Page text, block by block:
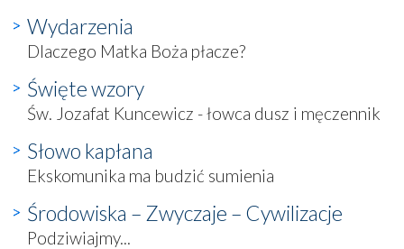
Wydarzenia
Dlaczego Matka Boża płacze?
Święte wzory
Św. Jozafat Kuncewicz - łowca dusz i męczennik
Słowo kapłana
Ekskomunika ma budzić sumienia
Środowiska – Zwyczaje – Cywilizacje
Podziwiajmy...